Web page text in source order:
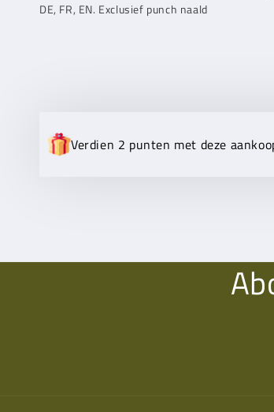
DE, FR, EN. Exclusief punch naald
Verdien 2 punten met deze